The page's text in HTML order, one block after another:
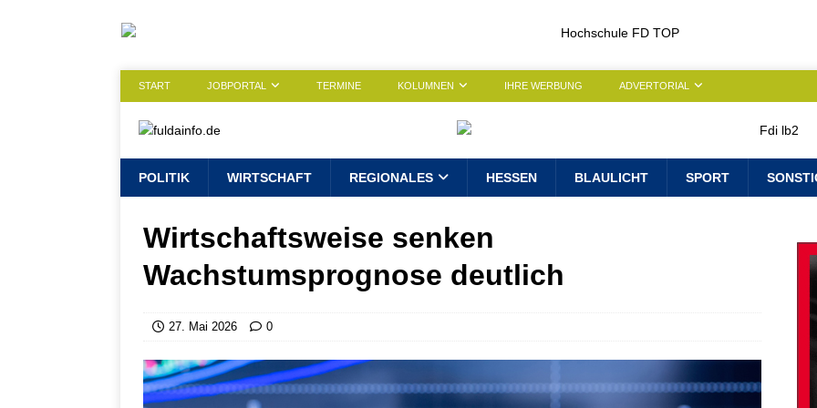
START JOBPORTAL TERMINE KOLUMNEN IHRE WERBUNG ADVERTORIAL
POLITIK WIRTSCHAFT REGIONALES HESSEN BLAULICHT SPORT
Wirtschaftsweise senken
Wachstumsprognose deutlich
27. Mai 2026 0